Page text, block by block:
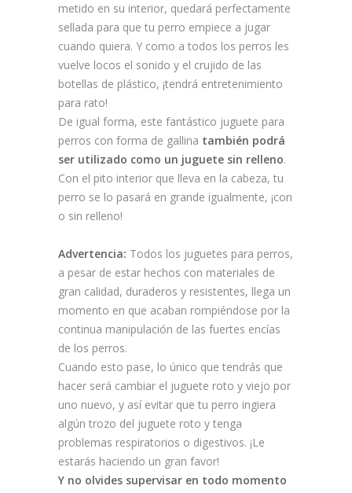
metido en su interior, quedará perfectamente
sellada para que tu perro empiece a jugar
cuando quiera. Y como a todos los perros les
vuelve locos el sonido y el crujido de las
botellas de plástico, ¡tendrá entretenimiento
para rato!
De igual forma, este fantástico juguete para
perros con forma de gallina también podrá
ser utilizado como un juguete sin relleno.
Con el pito interior que lleva en la cabeza, tu
perro se lo pasará en grande igualmente, ¡con
o sin relleno!
Advertencia: Todos los juguetes para perros,
a pesar de estar hechos con materiales de
gran calidad, duraderos y resistentes, llega un
momento en que acaban rompiéndose por la
continua manipulación de las fuertes encías
de los perros.
Cuando esto pase, lo único que tendrás que
hacer será cambiar el juguete roto y viejo por
uno nuevo, y así evitar que tu perro ingiera
algún trozo del juguete roto y tenga
problemas respiratorios o digestivos. ¡Le
estarás haciendo un gran favor!
Y no olvides supervisar en todo momento